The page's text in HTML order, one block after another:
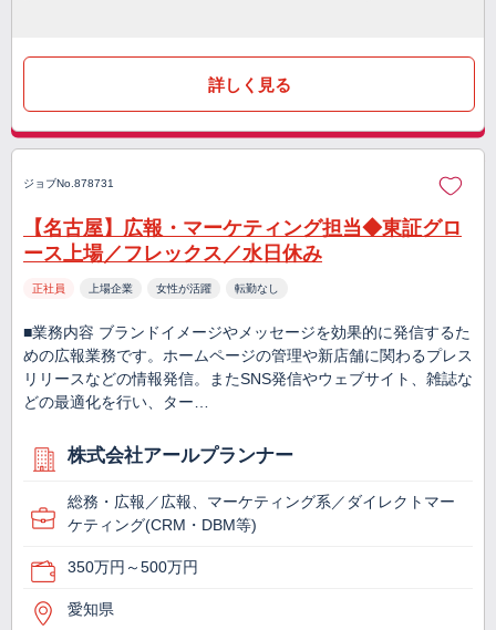
詳しく見る
ジョブNo.878731
【名古屋】広報・マーケティング担当◆東証グロ
ース上場／フレックス／水日休み
正社員 上場企業 女性が活躍 転勤なし
■業務内容 ブランドイメージやメッセージを効果的に発信するた
めの広報業務です。ホームページの管理や新店舗に関わるプレス
リリースなどの情報発信。またSNS発信やウェブサイト、雑誌な
どの最適化を行い、ター…
株式会社アールプランナー
総務・広報／広報、マーケティング系／ダイレクトマー
ケティング(CRM・DBM等)
350万円～500万円
愛知県